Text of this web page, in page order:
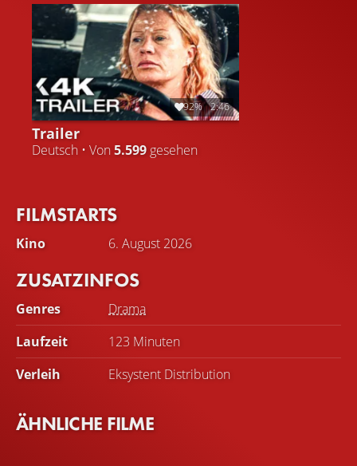
verweben sich Erinnerung und Gegenwart unauflöslich
ineinander. Die Geister sind überall.
92% 2:46
Trailer
Deutsch • Von 5.599gesehen
FILMSTARTS
Kino 6. August 2026
ZUSATZINFOS
Genres
Drama
Laufzeit
123 Minuten
Verleih
Eksystent Distribution
ÄHNLICHE FILME